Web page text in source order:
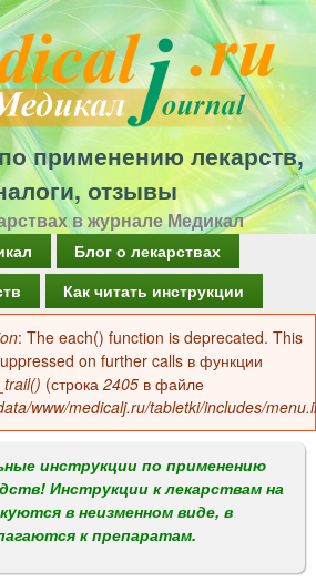
применению лекарств,
отзывы
в журнале Медикал
Блог о лекарствах
Как читать инструкции
: The each() function is deprecated. This
on further calls в функции
(строка 2405 в файле
www/medicalj.ru/tabletki/includes/
инструкции по применению
Инструкции к лекарствам на
в неизменном виде, в
к препаратам.